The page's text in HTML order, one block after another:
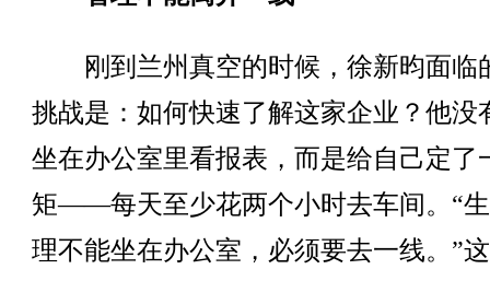
刚到兰州真空的时候，徐新昀面临
挑战是：如何快速了解这家企业？他没
坐在办公室里看报表，而是给自己定了
矩——每天至少花两个小时去车间。“
理不能坐在办公室，必须要去一线。”